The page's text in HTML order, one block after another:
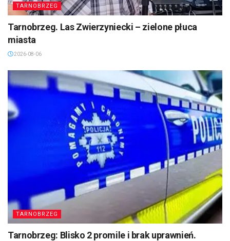
TARNOBRZEG
Tarnobrzeg. Las Zwierzyniecki – zielone płuca
miasta
2026-08-06
TARNOBRZEG
Tarnobrzeg: Blisko 2 promile i brak uprawnień.